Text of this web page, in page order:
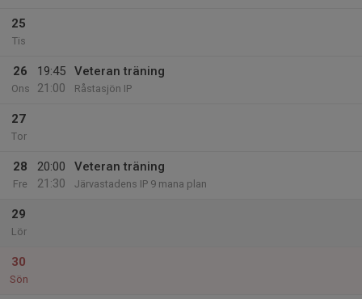
25
Tis
26
Ons
19:45
21:00
Veteran träning
Råstasjön IP
27
Tor
28
Fre
20:00
21:30
Veteran träning
Järvastadens IP 9 mana plan
29
Lör
30
Sön